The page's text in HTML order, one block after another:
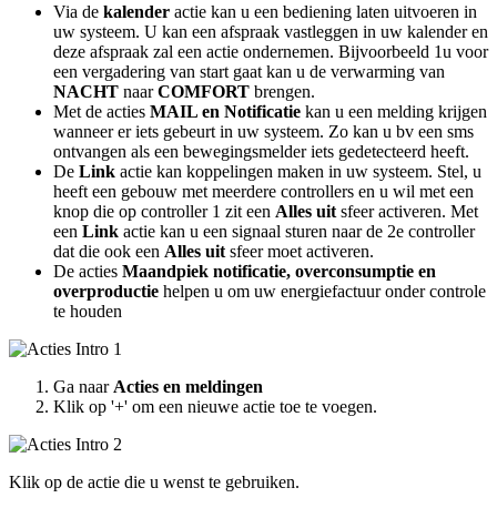
Via de kalender actie kan u een bediening laten uitvoeren in
uw systeem. U kan een afspraak vastleggen in uw kalender en
deze afspraak zal een actie ondernemen. Bijvoorbeeld 1u voor
een vergadering van start gaat kan u de verwarming van
NACHT naarCOMFORT brengen.
Met de acties MAIL en Notificatie kan u een melding krijgen
wanneer er iets gebeurt in uw systeem. Zo kan u bv een sms
ontvangen als een bewegingsmelder iets gedetecteerd heeft.
De Link actie kan koppelingen maken in uw systeem. Stel, u
heeft een gebouw met meerdere controllers en u wil met een
knop die op controller 1 zit een Alles uit sfeer activeren. Met
een Link actie kan u een signaal sturen naar de 2e controller
dat die ook een Alles uit sfeer moet activeren.
De acties Maandpiek notificatie, overconsumptie en
overproductie helpen u om uw energiefactuur onder controle
te houden
Ga naar Acties en meldingen
Klik op '+' om een nieuwe actie toe te voegen.
Klik op de actie die u wenst te gebruiken.